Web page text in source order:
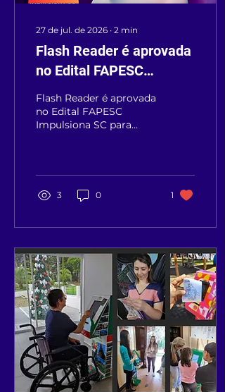
27 de jul. de 2026 ∙ 2 min
Flash Reader é aprovada
no Edital FAPESC
Impulsiona SC para
desenvolver nova etapa
de inovação com
Flash Reader é aprovada
no Edital FAPESC
Impulsiona SC para
3 0 1